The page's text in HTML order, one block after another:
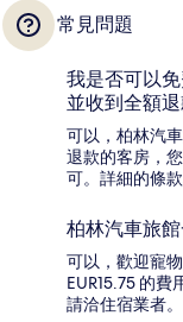
常見問題
我是否可以
並收到全額退
可以，柏林汽
退款的客房，
可。詳細的條
柏林汽車旅
可以，歡迎寵
EUR15.75 的
請洽住宿業者。